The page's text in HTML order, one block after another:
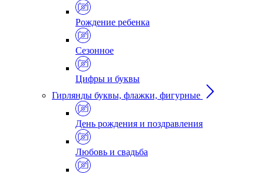
Рождение ребенка
Сезонное
Цифры и буквы
Гирлянды буквы, флажки, фигурные
День рождения и поздравления
Любовь и свадьба